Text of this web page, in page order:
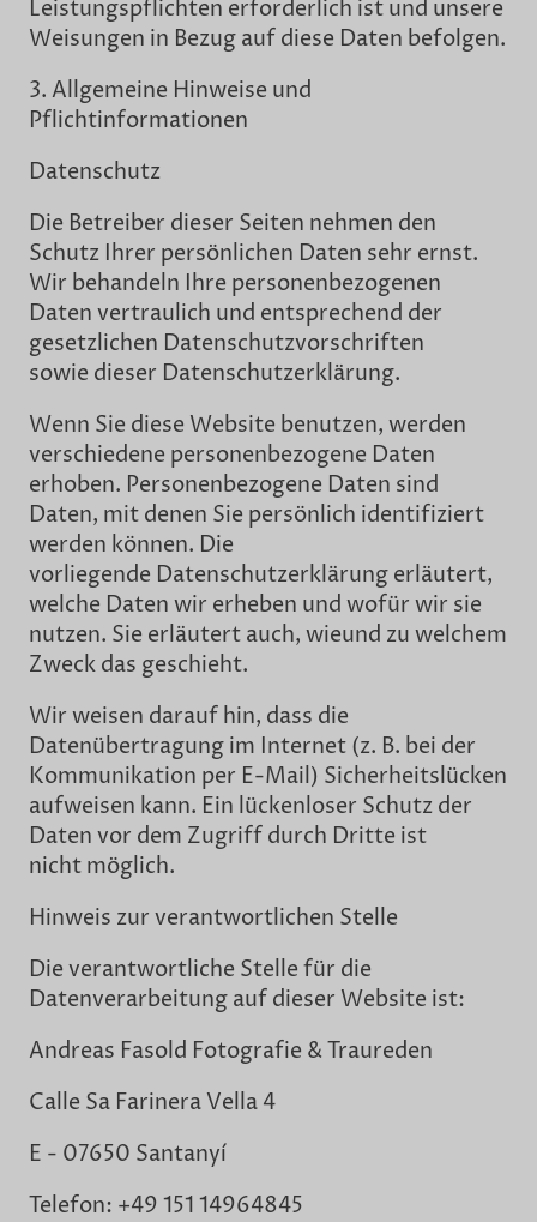
Leistungspflichten erforderlich ist und unsere
Weisungen in Bezug auf diese Daten befolgen.
3. Allgemeine Hinweise und
Pflichtinformationen
Datenschutz
Die Betreiber dieser Seiten nehmen den
Schutz Ihrer persönlichen Daten sehr ernst.
Wir behandeln Ihre personenbezogenen
Daten vertraulich und entsprechend der
gesetzlichen Datenschutzvorschriften
sowie dieser Datenschutzerklärung.
Wenn Sie diese Website benutzen, werden
verschiedene personenbezogene Daten
erhoben. Personenbezogene Daten sind
Daten, mit denen Sie persönlich identifiziert
werden können. Die
vorliegende Datenschutzerklärung erläutert,
welche Daten wir erheben und wofür wir sie
nutzen. Sie erläutert auch, wieund zu welchem
Zweck das geschieht.
Wir weisen darauf hin, dass die
Datenübertragung im Internet (z. B. bei der
Kommunikation per E-Mail) Sicherheitslücken
aufweisen kann. Ein lückenloser Schutz der
Daten vor dem Zugriff durch Dritte ist
nicht möglich.
Hinweis zur verantwortlichen Stelle
Die verantwortliche Stelle für die
Datenverarbeitung auf dieser Website ist:
Andreas Fasold Fotografie & Traureden
Calle Sa Farinera Vella 4
E - 07650 Santanyí
Telefon: +49 151 14964845